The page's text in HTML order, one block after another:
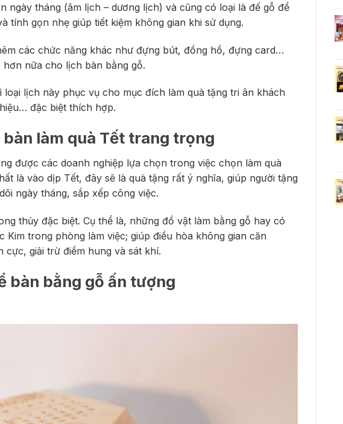
ngày tháng (âm lịch – dương lịch) và cũng có loại là đế gỗ để
tính gọn nhẹ giúp tiết kiệm không gian khi sử dụng.
các chức năng khác như đựng bút, đồng hồ, đựng card…
nữa cho lịch bàn bằng gỗ.
lịch này phục vụ cho mục đích làm quà tặng tri ân khách
đặc biệt thích hợp.
làm quà Tết trang trọng
được các doanh nghiệp lựa chọn trong việc chọn làm quà
là vào dịp Tết, đây sẽ là quà tặng rất ý nghĩa, giúp người tặng
ngày tháng, sắp xếp công việc.
thủy đặc biệt. Cụ thể là, những đồ vật làm bằng gỗ hay có
trong phòng làm việc; giúp điều hòa không gian căn
giải trừ điềm hung và sát khí.
bàn bằng gỗ ấn tượng